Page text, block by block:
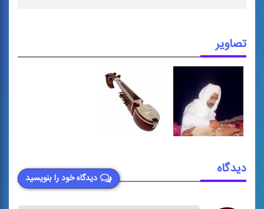
تصاویر
دیدگاه خود را بنویسید
دیدگاه